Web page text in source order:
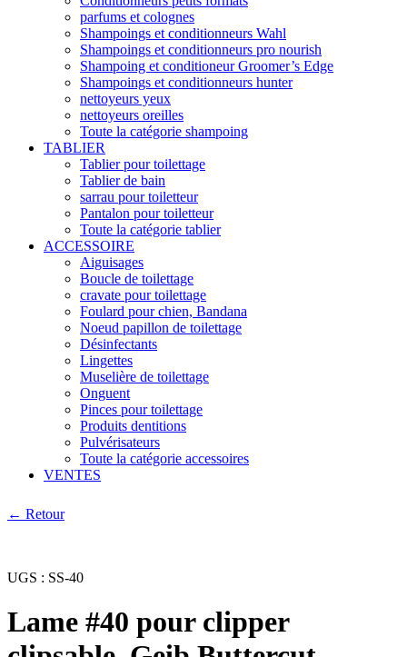
parfums et colognes
Shampoings et conditionneurs Wahl
Shampoings et conditionneurs pro nourish
Shampoing et conditioneur Groomer’s Edge
Shampoings et conditionneurs hunter
nettoyeurs yeux
nettoyeurs oreilles
Toute la catégorie shampoing
TABLIER
Tablier pour toilettage
Tablier de bain
sarrau pour toiletteur
Pantalon pour toiletteur
Toute la catégorie tablier
ACCESSOIRE
Aiguisages
Boucle de toilettage
cravate pour toilettage
Foulard pour chien, Bandana
Noeud papillon de toilettage
Désinfectants
Lingettes
Muselière de toilettage
Onguent
Pinces pour toilettage
Produits dentitions
Pulvérisateurs
Toute la catégorie accessoires
VENTES
← Retour
UGS : SS-40
Lame #40 pour clipper